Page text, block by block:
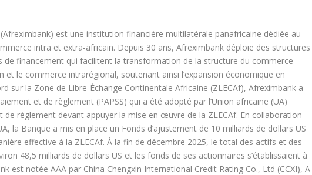
est une institution financière multilatérale panafricaine dédiée au
intra et extra-africain. Depuis 30 ans, Afreximbank déploie des structures
financement qui facilitent la transformation de la structure du commerce
et le commerce intrarégional, soutenant ainsi l’expansion économique en
sur la Zone de Libre-Échange Continentale Africaine (ZLECAf), Afreximbank a
et de règlement (PAPSS) qui a été adopté par l’Union africaine (UA)
règlement devant appuyer la mise en œuvre de la ZLECAf. En collaboration
la Banque a mis en place un Fonds d’ajustement de 10 milliards de dollars US
effective à la ZLECAf. À la fin de décembre 2025, le total des actifs et des
48,5 milliards de dollars US et les fonds de ses actionnaires s’établissaient à
est notée AAA par China Chengxin International Credit Rating Co., Ltd (CCXI), A